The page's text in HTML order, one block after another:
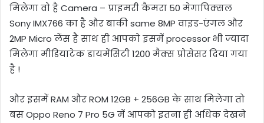
मिलेगा वो है Camera – प्राइमरी कैमरा 50 मेगापिक्सल
Sony IMX766 का है और बाकी same 8MP वाइड-एंगल और
2MP Micro लेंस है साथ ही आपको इसमें processor भी ज्यादा
मिलेगा मीडियाटेक डायमेंसिटी 1200 मैक्स प्रोसेसर दिया गया
है !
और इसमें RAM और ROM 12GB + 256GB के साथ मिलेगा तो
बस Oppo Reno 7 Pro 5G में आपको इतना ही अधिक देखने